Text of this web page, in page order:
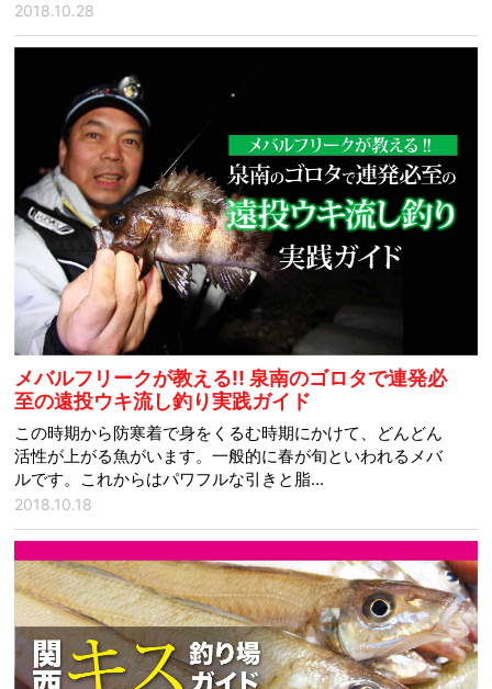
2018.10.28
メバルフリークが教える!! 泉南のゴロタで連発必
至の遠投ウキ流し釣り実践ガイド
この時期から防寒着で身をくるむ時期にかけて、どんどん
活性が上がる魚がいます。一般的に春が旬といわれるメバ
ルです。これからはパワフルな引きと脂...
2018.10.18